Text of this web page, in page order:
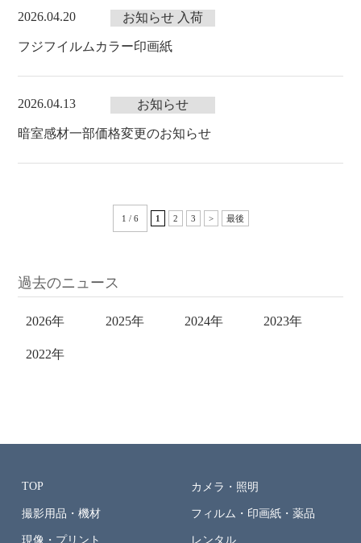
2026.04.20 お知らせ 入荷
フジフイルムカラー印画紙
2026.04.13 お知らせ
暗室感材一部価格変更のお知らせ
1 / 6 1 2 3 > 最後
過去のニュース
2026年 2025年 2024年 2023年
2022年
TOP カメラ・照明
撮影用品・機材 フィルム・印画紙・薬品
現像・プリント レンタル